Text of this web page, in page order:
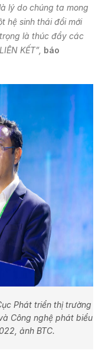
lý do chúng ta mong
hệ sinh thái đổi mới
là thúc đẩy các
KẾT”, báo
Phát triển thị trường
Công nghệ phát biểu
ảnh BTC.